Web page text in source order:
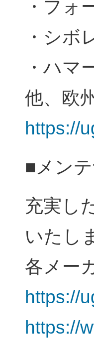
・フ
・シボ
・ハマ
他、欧
https://
■メン
充実し
いたし
各メー
https://
https://